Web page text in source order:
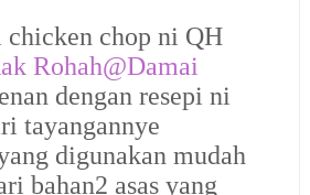
chicken chop ni QH
Rohah@Damai
dengan resepi ni
tayangannye
digunakan mudah
bahan2 asas yang